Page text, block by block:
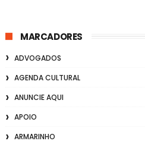
MARCADORES
ADVOGADOS
AGENDA CULTURAL
ANUNCIE AQUI
APOIO
ARMARINHO